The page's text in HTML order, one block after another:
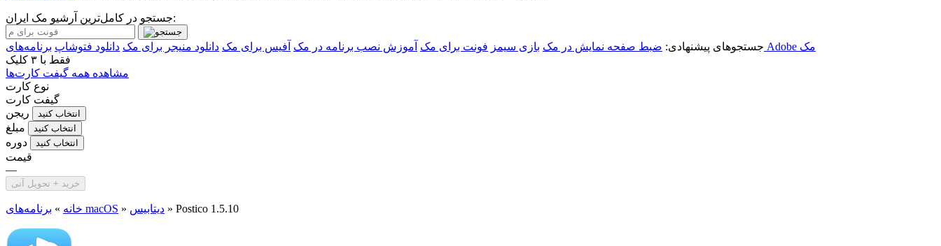
جستجو در کامل‌ترین آرشیو مک ایران:
جستجوهای پیشنهادی: ضبط صفحه نمایش در مک بازی سیمز فونت برای مک آموزش نصب برنامه در مک آفیس برای مک دانلود منیجر برای مک دانلود فتوشاپ
برنامه‌های Adobe مک
فقط با ۳ کلیک
مشاهده همه گیفت کارت‌ها
نوع کارت
گیفت کارت
ریجن
انتخاب کنید
مبلغ انتخاب کنید
دوره انتخاب کنید
قیمت
—
خرید + تحویل آنی
خانه » برنامه‌های macOS » دیتابیس » Postico 1.5.10